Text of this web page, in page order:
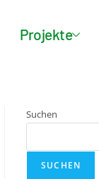
Projekte
Suchen
SUCHEN